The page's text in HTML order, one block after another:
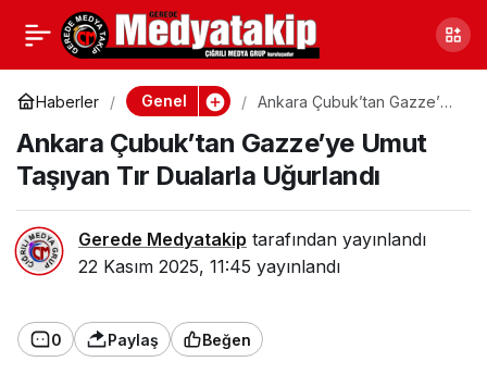
Haberler Genel
Ankara Çubuk’tan Gazze’ye
Uğurlandı
Ankara Çubuk’tan Gazze’ye Umut
Taşıyan Tır Dualarla Uğurlandı
Gerede Medyatakip tarafından yayınlandı
22 Kasım 2025, 11:45 yayınlandı
0 Paylaş Beğen
Sakarya’da Yeni Şehir
Hastanesi Yolunun
Detayları Açıklandı
Paylaş